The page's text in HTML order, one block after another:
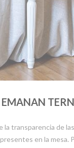
EMANAN
transparencia de
en la mesa.